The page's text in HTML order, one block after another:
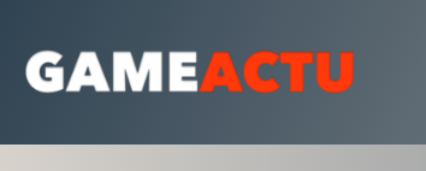
contenu